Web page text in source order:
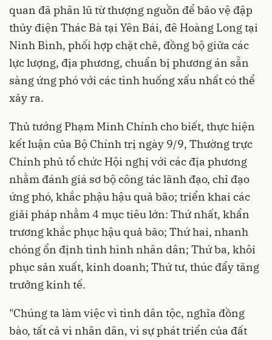
quan đã phân lũ từ thượng nguồn để bảo vệ đập
thủy điện Thác Bà tại Yên Bái, đê Hoàng Long tại
Ninh Bình, phối hợp chặt chẽ, đồng bộ giữa các
lực lượng, địa phương, chuẩn bị phương án sẵn
sàng ứng phó với các tình huống xấu nhất có thể
xảy ra.
Thủ tướng Phạm Minh Chính cho biết, thực hiện
kết luận của Bộ Chính trị ngày 9/9, Thường trực
Chính phủ tổ chức Hội nghị với các địa phương
nhằm đánh giá sơ bộ công tác lãnh đạo, chỉ đạo
ứng phó, khắc phậu hậu quả bão; triển khai các
giải pháp nhằm 4 mục tiêu lớn: Thứ nhất, khẩn
trương khắc phục hậu quả bão; Thứ hai, nhanh
chóng ổn định tình hình nhân dân; Thứ ba, khôi
phục sản xuất, kinh doanh; Thứ tư, thúc đẩy tăng
trưởng kinh tế.
"Chúng ta làm việc vì tình dân tộc, nghĩa đồng
bào, tất cả vì nhân dân, vì sự phát triển của đất